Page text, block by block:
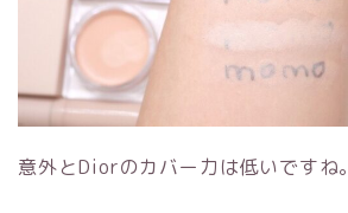
意外とDiorのカバー力は低いですね。